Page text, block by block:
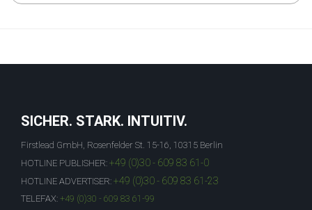
SICHER. STARK. INTUITIV.
Firstlead GmbH, Rosenfelder St. 15-16, 10315 Berlin
HOTLINE PUBLISHER: +49 (0)30 - 609 83 61-0
HOTLINE ADVERTISER: +49 (0)30 - 609 83 61-23
TELEFAX: +49 (0)30 - 609 83 61-99